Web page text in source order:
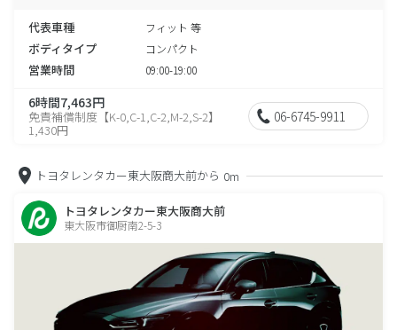
代表車種 フィット 等
ボディタイプ コンパクト
営業時間 09:00-19:00
6時間7,463円
免責補償制度【K-0,C-1,C-2,M-2,S-2】
1,430円
06-6745-9911
トヨタレンタカー東大阪商大前から 0m
トヨタレンタカー東大阪商大前
東大阪市御厨南2-5-3